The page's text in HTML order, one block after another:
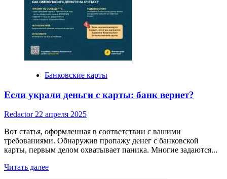
Банковские карты
Если украли деньги с карты: банк вернет?
Redactor 22 апреля 2025
Вот статья, оформленная в соответствии с вашими
требованиями. Обнаружив пропажу денег с банковской
карты, первым делом охватывает паника. Многие задаются...
Читать далееRead